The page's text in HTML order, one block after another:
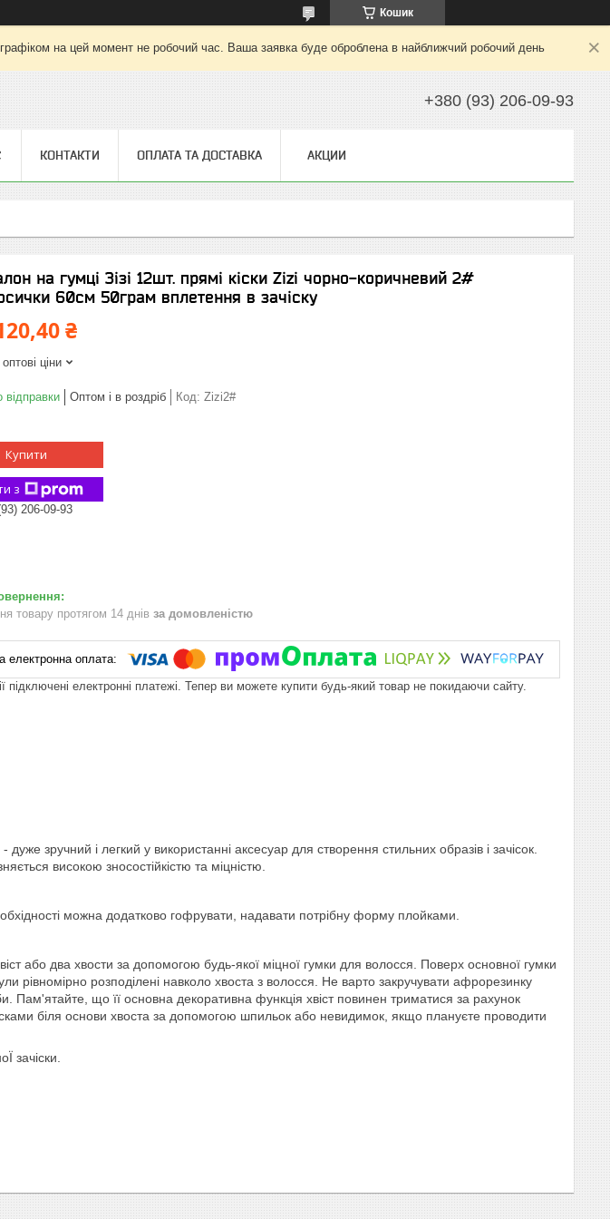
Кошик
на цей момент не робочий час. Ваша заявка буде оброблена в найближчий робочий день
+380 (93) 206-09-93
КОНТАКТИ ОПЛАТА ТА ДОСТАВКА АКЦИИ
на гумці Зізі 12шт. прямі кіски Zizi чорно-коричневий 2#
60см 50грам вплетення в зачіску
₴
ціни
відправки Оптом і в роздріб Код: Zizi2#
Купити
з
206-09-93
товару протягом 14 днів за домовленістю
підключені електронні платежі. Тепер ви можете купити будь-який товар не покидаючи сайту.
зручний і легкий у використанні аксесуар для створення стильних образів і зачісок.
високою зносостійкістю та міцністю.
можна додатково гофрувати, надавати потрібну форму плойками.
або два хвости за допомогою будь-якої міцної гумки для волосся. Поверх основної гумки
рівномірно розподілені навколо хвоста з волосся. Не варто закручувати афрорезинку
Пам'ятайте, що її основна декоративна функція хвіст повинен триматися за рахунок
біля основи хвоста за допомогою шпильок або невидимок, якщо плануєте проводити
зачіски.